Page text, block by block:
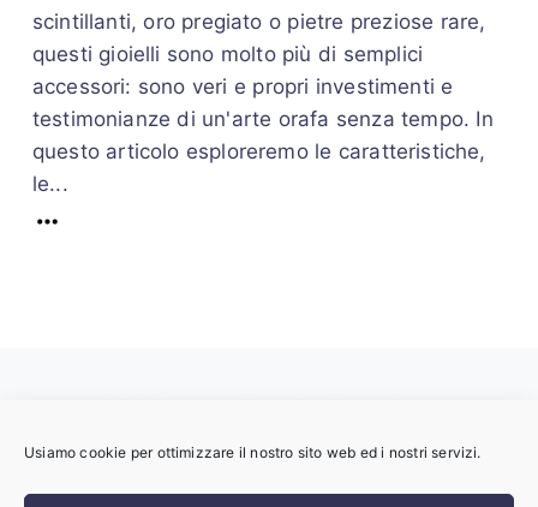
Usiamo cookie per ottimizzare il nostro sito web ed i nostri servizi.
scintillanti, oro pregiato o pietre preziose rare,
questi gioielli sono molto più di semplici
accessori: sono veri e propri investimenti e
testimonianze di un'arte orafa senza tempo. In
questo articolo esploreremo le caratteristiche,
le...